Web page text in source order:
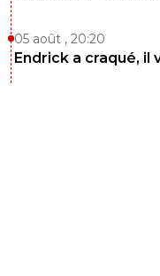
05 août , 20:20
Endrick a craqué, il